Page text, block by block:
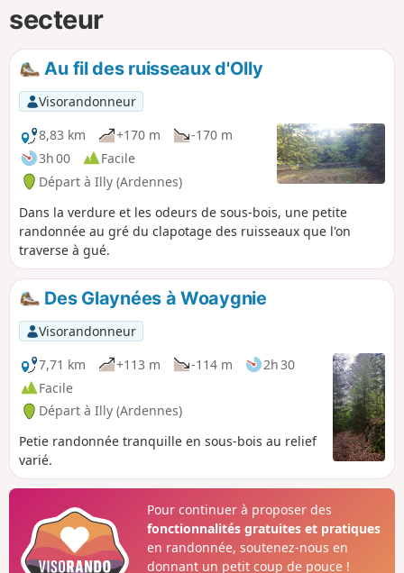
secteur
Au fil des ruisseaux d'Olly
Visorandonneur
8,83 km
+170 m
-170 m
3h 00
Facile
Départ à Illy (Ardennes)
Dans la verdure et les odeurs de sous-bois, une petite
randonnée au gré du clapotage des ruisseaux que l'on
traverse à gué.
Des Glaynées à Woaygnie
Visorandonneur
7,71 km
+113 m -114 m
2h 30
Facile
Départ à Illy (Ardennes)
Petie randonnée tranquille en sous-bois au relief
varié.
Pour continuer à proposer des
fonctionnalités gratuites et pratiques
en randonnée, soutenez-nous en
donnant un petit coup de pouce !